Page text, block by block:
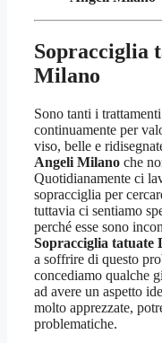
Sopracciglia
Milano
Sono tanti i
continuamente per
viso, belle e
Angeli Milano che
Quotidianamente ci
sopracciglia per
tuttavia ci sentiamo
perché esse sono
Sopracciglia tatuate
a soffrire di questo
concediamo qualche
ad avere un aspetto
molto apprezzate,
problematiche.